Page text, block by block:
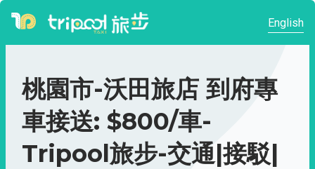
English
桃園市-沃田旅店 到府專
車接送: $800/車-
Tripool旅步-交通|接駁|